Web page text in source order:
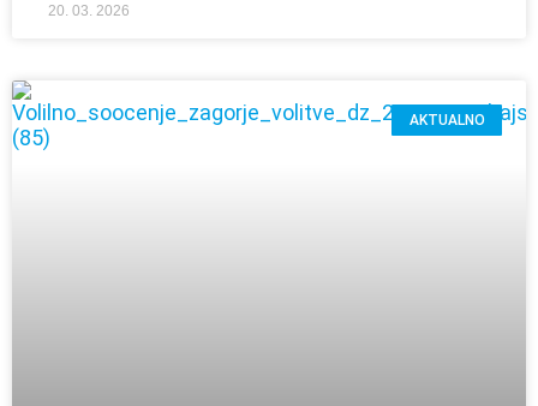
20. 03. 2026
AKTUALNO